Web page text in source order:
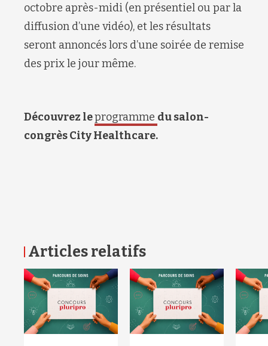
octobre après-midi (en présentiel ou par la
diffusion d’une vidéo), et les résultats
seront annoncés lors d’une soirée de remise
des prix le jour même.
Découvrez leprogramme du salon-
congrès City Healthcare.
Articles relatifs RETOUR HAUT DE PAGE